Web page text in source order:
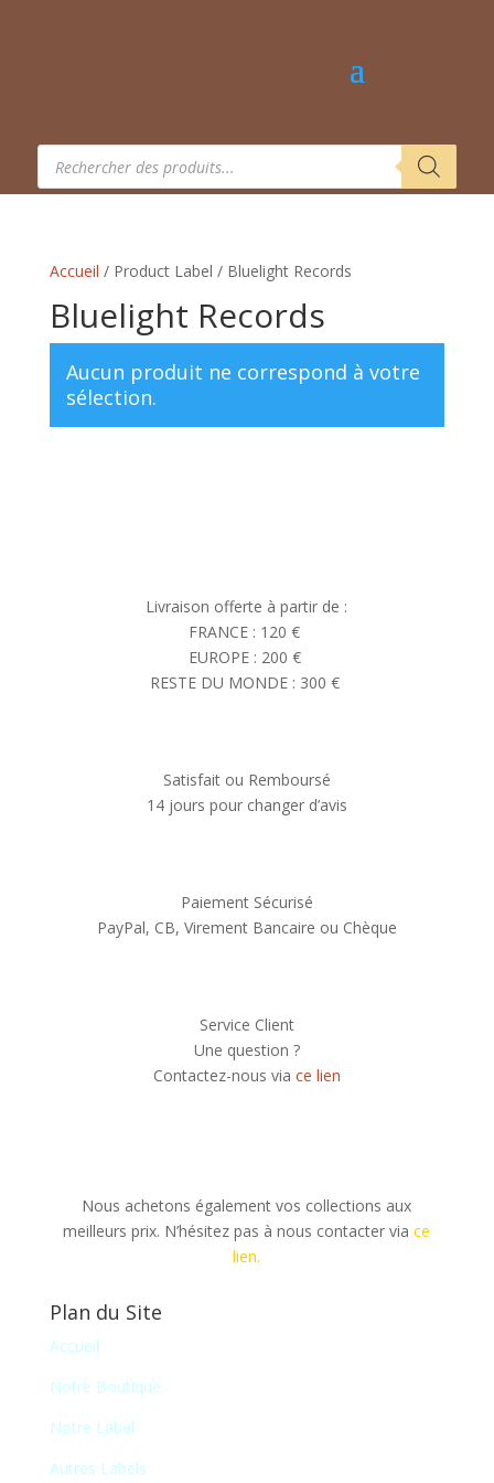
Recherche
produits
Accueil / Product Label / Bluelight Records
Bluelight Records
Aucun produit ne correspond à votre
sélection.
Livraison offerte à partir de :
FRANCE : 120 €
EUROPE : 200 €
RESTE DU MONDE : 300 €
Satisfait ou Remboursé
14 jours pour changer d’avis
Paiement Sécurisé
PayPal, CB, Virement Bancaire ou Chèque
Service Client
Une question ?
Contactez-nous via ce lien
Nous achetons également vos collections aux
meilleurs prix. N’hésitez pas à nous contacter viace
lien.
Plan du Site
Accueil
Notre Boutique
Notre Label
Autres Labels